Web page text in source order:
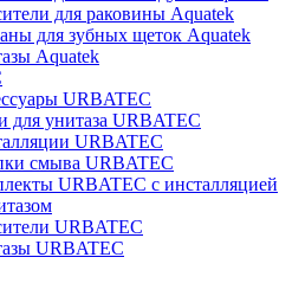
для раковины Aquatek
для зубных щеток Aquatek
Aquatek
URBATEC
для унитаза URBATEC
URBATEC
смыва URBATEC
URBATEC с инсталляцией
URBATEC
URBATEC